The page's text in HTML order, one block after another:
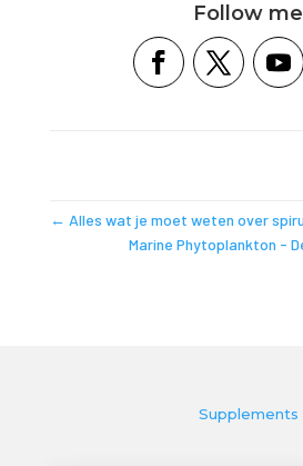
Follow me
← Alles wat je moet weten over
Marine Phytoplankton -
Supplements